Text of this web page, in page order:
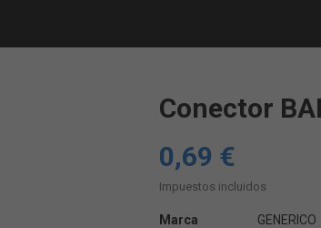
Conector
0,69 €
Impuestos incluidos
Marca
GENERICO